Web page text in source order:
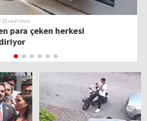
/ 16 saat önce
para çeken herkesi